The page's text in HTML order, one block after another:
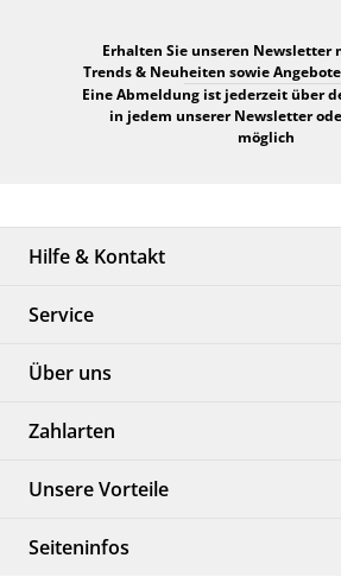
Erhalten Sie unseren Newsletter
Trends & Neuheiten sowie
Eine Abmeldung ist jederzeit über
in jedem unserer Newsletter
möglich
Hilfe & Kontakt
Service
Über uns
Zahlarten
Unsere Vorteile
Seiteninfos